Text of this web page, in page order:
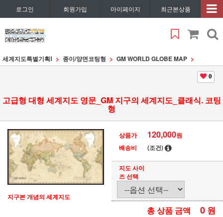
로그인 회원가입 마이페이지 최근본상품
세계지도특별기획Ⅰ 종이/양면코팅형 GM WORLD GLOBE MAP
0
고급형 대형 세계지도 영문_GM 지구의 세계지도_클래식. 코팅
형
지구본 개념의 세계지도
상품가 120,000원
배송비
(조건)
지도 사이
즈 선택
총 상품 금액 0 원